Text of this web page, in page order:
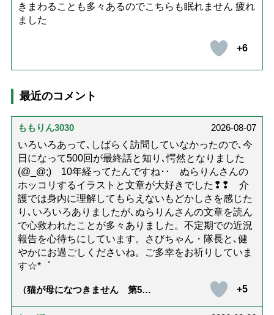
きまわることも多々あるのでこちらも眠れません 疲れ
ました
+6
最近のコメント
ももりん3030
2026-08-07
いろいろあって､しばらく訪問していなかったので､今
日になって500回が最終話と知り､愕然となりました
(@_@;) 10年経ってたんですね･･ ぬらりんさんの
ホッコリするイラストと文章が大好きでした❢❢ 介
護では身内に理解してもらえないもどかしさを感じた
り､いろいろありましたが､ぬらりんさんの文章を読ん
で心救われたことが多々ありました。不定期での近況
報告を心待ちにしています。さびちゃん・隊長と､健
やかにお過ごしくださいね。ご多幸をお祈りしていま
す☆*゜
（猫が母になつきません 第500
+5